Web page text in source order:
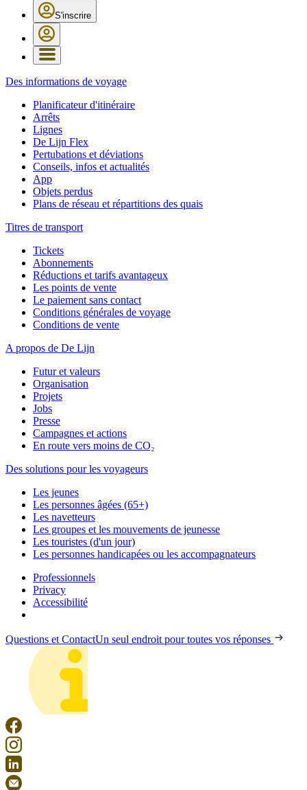
S'inscrire
Des informations de voyage
Planificateur d'itinéraire
Arrêts
Lignes
De Lijn Flex
Pertubations et déviations
Conseils, infos et actualités
App
Objets perdus
Plans de réseau et répartitions des quais
Titres de transport
Tickets
Abonnements
Réductions et tarifs avantageux
Les points de vente
Le paiement sans contact
Conditions générales de voyage
Conditions de vente
A propos de De Lijn
Futur et valeurs
Organisation
Projets
Jobs
Presse
Campagnes et actions
En route vers moins de CO₂
Des solutions pour les voyageurs
Les jeunes
Les personnes âgées (65+)
Les navetteurs
Les groupes et les mouvements de jeunesse
Les touristes (d'un jour)
Les personnes handicapées ou les accompagnateurs
Professionnels
Privacy
Accessibilité
Questions et ContactUn seul endroit pour toutes vos réponses